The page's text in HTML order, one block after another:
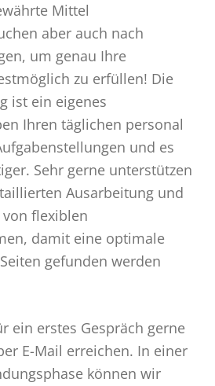
Mittel
aber auch nach
um genau Ihre
zu erfüllen! Die
ist ein eigenes
Ihren täglichen personal
und es
Sehr gerne unterstützen
Ausarbeitung und
flexiblen
damit eine optimale
gefunden werden
ein erstes Gespräch gerne
E-Mail erreichen. In einer
können wir